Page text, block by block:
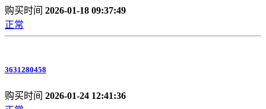
购买时间 2026-01-18 09:37:49
正常
3631280458
购买时间 2026-01-24 12:41:36